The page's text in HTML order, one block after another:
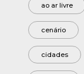
ao ar livre
cenário
cidades